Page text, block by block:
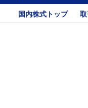
国内株式トップ